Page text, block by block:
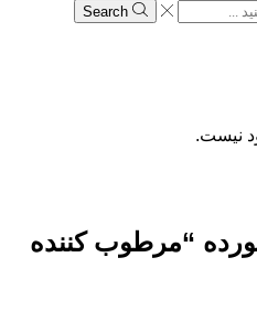
Search
نیست.
“مرطوب کننده